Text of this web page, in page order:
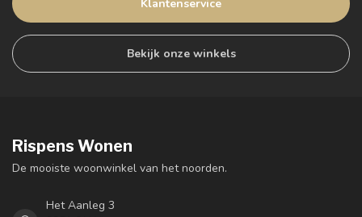
Klantenservice
Bekijk onze winkels
Rispens Wonen
De mooiste woonwinkel van het noorden.
Het Aanleg 3